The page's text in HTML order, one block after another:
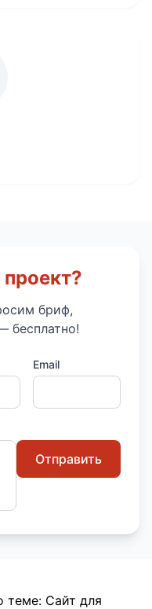
бриф,
бесплатно!
Email
Отправить
теме: Сайт для